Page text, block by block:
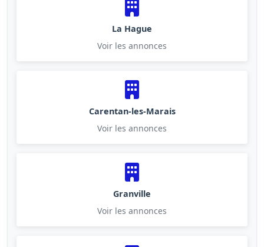
La Hague
Voir les annonces
Carentan-les-Marais
Voir les annonces
Granville
Voir les annonces